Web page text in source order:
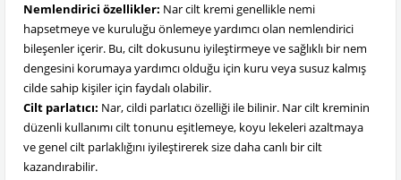
Nemlendirici özellikler: Nar cilt kremi genellikle nemi
hapsetmeye ve kuruluğu önlemeye yardımcı olan nemlendirici
bileşenler içerir. Bu, cilt dokusunu iyileştirmeye ve sağlıklı bir nem
dengesini korumaya yardımcı olduğu için kuru veya susuz kalmış
cilde sahip kişiler için faydalı olabilir.
Cilt parlatıcı: Nar, cildi parlatıcı özelliği ile bilinir. Nar cilt kreminin
düzenli kullanımı cilt tonunu eşitlemeye, koyu lekeleri azaltmaya
ve genel cilt parlaklığını iyileştirerek size daha canlı bir cilt
kazandırabilir.